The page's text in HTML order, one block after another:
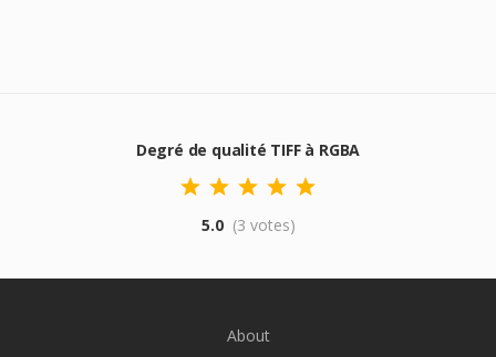
Degré de qualité TIFF à RGBA
5.0 (3 votes)
About